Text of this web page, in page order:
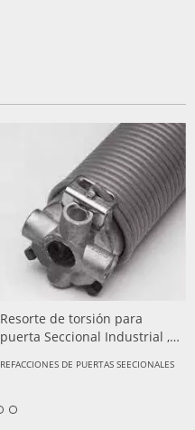
Resorte de torsión para
puerta Seccional Industrial ,
D ext 42"
REFACCIONES DE PUERTAS SEECIONALES